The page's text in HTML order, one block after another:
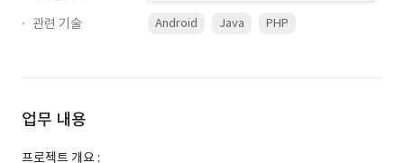
관련 기술
Android Java PHP
업무 내용
프로젝트 개요 :